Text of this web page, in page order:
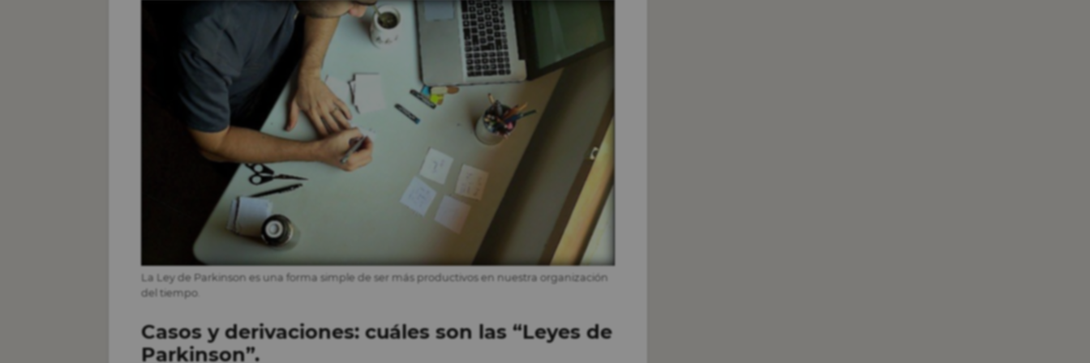
La Ley de Parkinson es una forma simple de ser más productivos en nuestra organización
del tiempo.
Casos y derivaciones: cuáles son las “Leyes de
Parkinson”.